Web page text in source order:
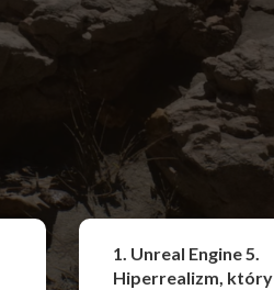
1. Unreal Engine 5.
Hiperrealizm, który